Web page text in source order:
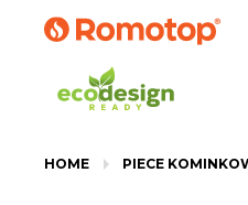
HOME PIECE